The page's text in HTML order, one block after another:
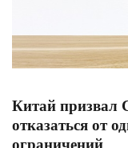
Китай призвал
отказаться от
ограничений